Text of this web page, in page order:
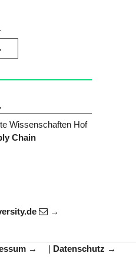
Wissenschaften Hof
Chain
| Datenschutz